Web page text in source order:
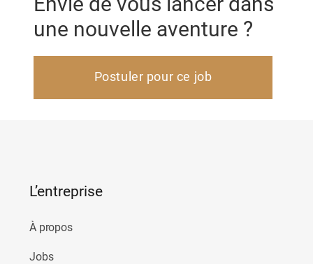
une nouvelle aventure ?
Postuler pour ce job
L’entreprise
À propos
Jobs